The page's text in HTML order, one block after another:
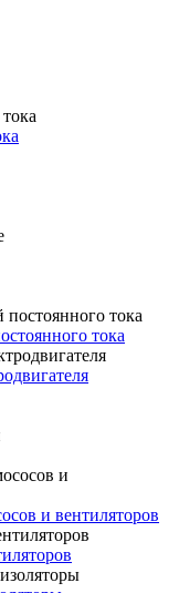
тока
и вентиляторов